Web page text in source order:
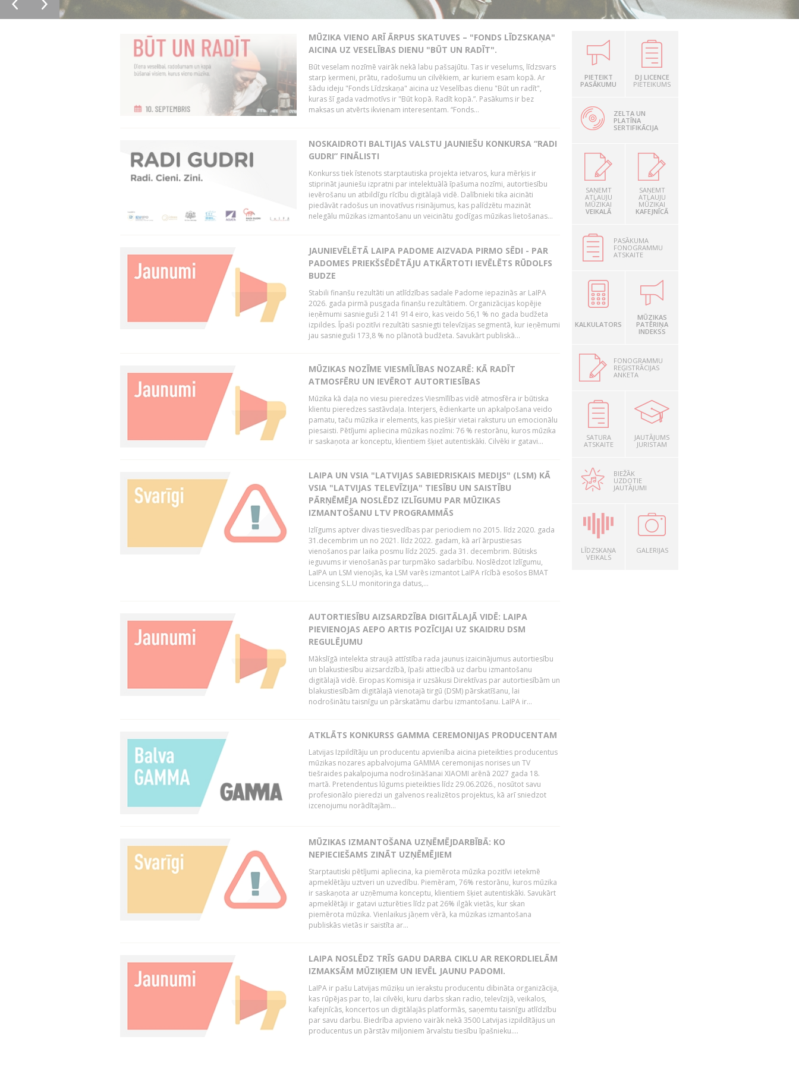
MŪZIKA VIENO ARĪ ĀRPUS SKATUVES – "FONDS LĪDZSKAŅA"
AICINA UZ VESELĪBAS DIENU "BŪT UN RADĪT".
Būt veselam nozīmē vairāk nekā labu pašsajūtu. Tas ir veselums, līdzsvars
starp ķermeni, prātu, radošumu un cilvēkiem, ar kuriem esam kopā. Ar
šādu ideju "Fonds Līdzskaņa" aicina uz Veselības dienu "Būt un radīt",
kuras šī gada vadmotīvs ir "Būt kopā. Radīt kopā.”. Pasākums ir bez
maksas un atvērts ikvienam interesentam. “Fonds...
NOSKAIDROTI BALTIJAS VALSTU JAUNIEŠU KONKURSA “RADI
GUDRI” FINĀLISTI
Konkurss tiek īstenots starptautiska projekta ietvaros, kura mērķis ir
stiprināt jauniešu izpratni par intelektuālā īpašuma nozīmi, autortiesību
ievērošanu un atbildīgu rīcību digitālajā vidē. Dalībnieki tika aicināti
piedāvāt radošus un inovatīvus risinājumus, kas palīdzētu mazināt
nelegālu mūzikas izmantošanu un veicinātu godīgas mūzikas lietošanas...
JAUNIEVĒLĒTĀ LAIPA PADOME AIZVADA PIRMO SĒDI - PAR
PADOMES PRIEKŠSĒDĒTĀJU ATKĀRTOTI IEVĒLĒTS RŪDOLFS
BUDZE
Stabili finanšu rezultāti un atlīdzības sadale Padome iepazinās ar LaIPA
2026. gada pirmā pusgada finanšu rezultātiem. Organizācijas kopējie
ieņēmumi sasnieguši 2 141 914 eiro, kas veido 56,1 % no gada budžeta
izpildes. Īpaši pozitīvi rezultāti sasniegti televīzijas segmentā, kur ieņēmumi
jau sasnieguši 173,8 % no plānotā budžeta. Savukārt publiskā...
MŪZIKAS NOZĪME VIESMĪLĪBAS NOZARĒ: KĀ RADĪT
ATMOSFĒRU UN IEVĒROT AUTORTIESĪBAS
Mūzika kā daļa no viesu pieredzes Viesmīlības vidē atmosfēra ir būtiska
klientu pieredzes sastāvdaļa. Interjers, ēdienkarte un apkalpošana veido
pamatu, taču mūzika ir elements, kas piešķir vietai raksturu un emocionālu
piesaisti. Pētījumi apliecina mūzikas nozīmi: 76 % restorānu, kuros mūzika
ir saskaņota ar konceptu, klientiem šķiet autentiskāki. Cilvēki ir gatavi...
LAIPA UN VSIA "LATVIJAS SABIEDRISKAIS MEDIJS" (LSM) KĀ
VSIA "LATVIJAS TELEVĪZIJA" TIESĪBU UN SAISTĪBU
PĀRŅĒMĒJA NOSLĒDZ IZLĪGUMU PAR MŪZIKAS
IZMANTOŠANU LTV PROGRAMMĀS
Izlīgums aptver divas tiesvedības par periodiem no 2015. līdz 2020. gada
31.decembrim un no 2021. līdz 2022. gadam, kā arī ārpustiesas
vienošanos par laika posmu līdz 2025. gada 31. decembrim. Būtisks
ieguvums ir vienošanās par turpmāko sadarbību. Noslēdzot Izlīgumu,
LaIPA un LSM vienojās, ka LSM varēs izmantot LaIPA rīcībā esošos BMAT
Licensing S.L.U monitoringa datus,...
AUTORTIESĪBU AIZSARDZĪBA DIGITĀLAJĀ VIDĒ: LAIPA
PIEVIENOJAS AEPO ARTIS POZĪCIJAI UZ SKAIDRU DSM
REGULĒJUMU
Mākslīgā intelekta straujā attīstība rada jaunus izaicinājumus autortiesību
un blakustiesību aizsardzībā, īpaši attiecībā uz darbu izmantošanu
digitālajā vidē. Eiropas Komisija ir uzsākusi Direktīvas par autortiesībām un
blakustiesībām digitālajā vienotajā tirgū (DSM) pārskatīšanu, lai
nodrošinātu taisnīgu un pārskatāmu darbu izmantošanu. LaIPA ir...
ATKLĀTS KONKURSS GAMMA CEREMONIJAS PRODUCENTAM
Latvijas Izpildītāju un producentu apvienība aicina pieteikties producentus
mūzikas nozares apbalvojuma GAMMA ceremonijas norises un TV
tiešraides pakalpojuma nodrošināšanai XIAOMI arēnā 2027 gada 18.
martā. Pretendentus lūgums pieteikties līdz 29.06.2026., nosūtot savu
profesionālo pieredzi un galvenos realizētos projektus, kā arī sniedzot
izcenojumu norādītajām...
MŪZIKAS IZMANTOŠANA UZŅĒMĒJDARBĪBĀ: KO
NEPIECIEŠAMS ZINĀT UZŅĒMĒJIEM
Starptautiski pētījumi apliecina, ka piemērota mūzika pozitīvi ietekmē
apmeklētāju uztveri un uzvedību. Piemēram, 76% restorānu, kuros mūzika
ir saskaņota ar uzņēmuma konceptu, klientiem šķiet autentiskāki. Savukārt
apmeklētāji ir gatavi uzturēties līdz pat 26% ilgāk vietās, kur skan
piemērota mūzika. Vienlaikus jāņem vērā, ka mūzikas izmantošana
publiskās vietās ir saistīta ar...
LAIPA NOSLĒDZ TRĪS GADU DARBA CIKLU AR REKORDLIELĀM
IZMAKSĀM MŪZIĶIEM UN IEVĒL JAUNU PADOMI.
LaIPA ir pašu Latvijas mūziķu un ierakstu producentu dibināta organizācija,
kas rūpējas par to, lai cilvēki, kuru darbs skan radio, televīzijā, veikalos,
kafejnīcās, koncertos un digitālajās platformās, saņemtu taisnīgu atlīdzību
par savu darbu. Biedrība apvieno vairāk nekā 3500 Latvijas izpildītājus un
producentus un pārstāv miljoniem ārvalstu tiesību īpašnieku....
PIETEIKT
PASĀKUMU
DJ LICENCE
PIETEIKUMS
ZELTA UN
PLATĪNA
SERTIFIKĀCIJA
SAŅEMT
ATĻAUJU
MŪZIKAI
VEIKALĀ
SAŅEMT
ATĻAUJU
MŪZIKAI
KAFEJNĪCĀ
PASĀKUMA
FONOGRAMMU
ATSKAITE
KALKULATORS
MŪZIKAS
PATĒRIŅA
INDEKSS
FONOGRAMMU
REĢISTRĀCIJAS
ANKETA
SATURA
ATSKAITE
JAUTĀJUMS
JURISTAM
BIEŽĀK
UZDOTIE
JAUTĀJUMI
LĪDZSKAŅA
VEIKALS
GALERIJAS